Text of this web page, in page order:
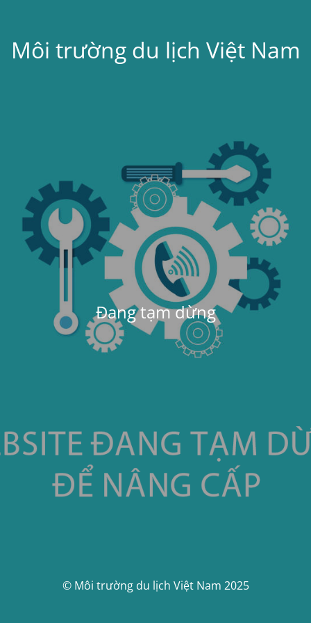
Môi trường du lịch Việt Nam
Đang tạm dừng
© Môi trường du lịch Việt Nam 2025